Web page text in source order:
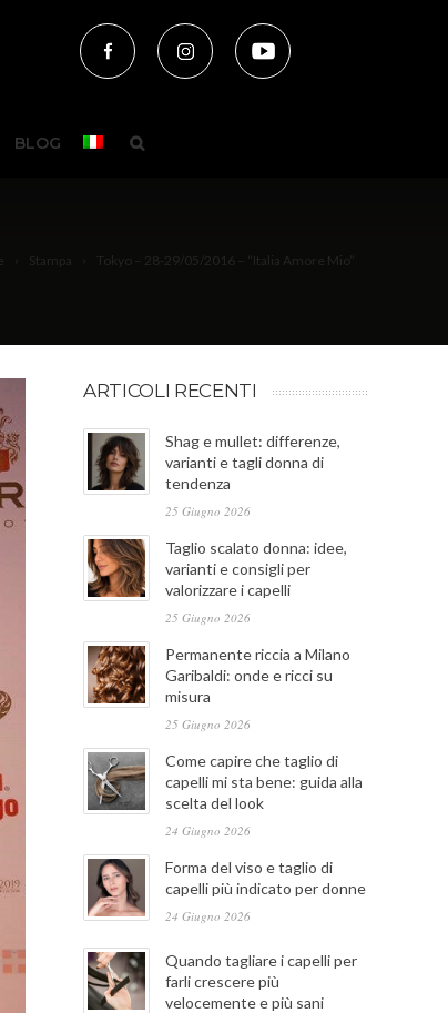
BLOG
Stampa Tokyo – 28-29/05/2016 – “Italia Amore Mio”
ARTICOLI RECENTI
Shag e mullet: differenze,
varianti e tagli donna di
tendenza
25 Giugno 2026
Taglio scalato donna: idee,
varianti e consigli per
valorizzare i capelli
25 Giugno 2026
Permanente riccia a Milano
Garibaldi: onde e ricci su
misura
25 Giugno 2026
Come capire che taglio di
capelli mi sta bene: guida alla
scelta del look
24 Giugno 2026
Forma del viso e taglio di
capelli più indicato per donne
24 Giugno 2026
Quando tagliare i capelli per
farli crescere più
velocemente e più sani